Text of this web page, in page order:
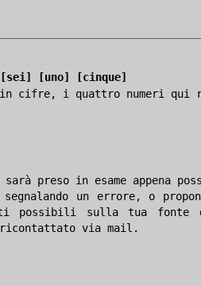
[sei] [uno]
[cinque]
cifre, i quattro numeri
preso in esame appena
un errore, o
possibili sulla tua fonte
via mail.